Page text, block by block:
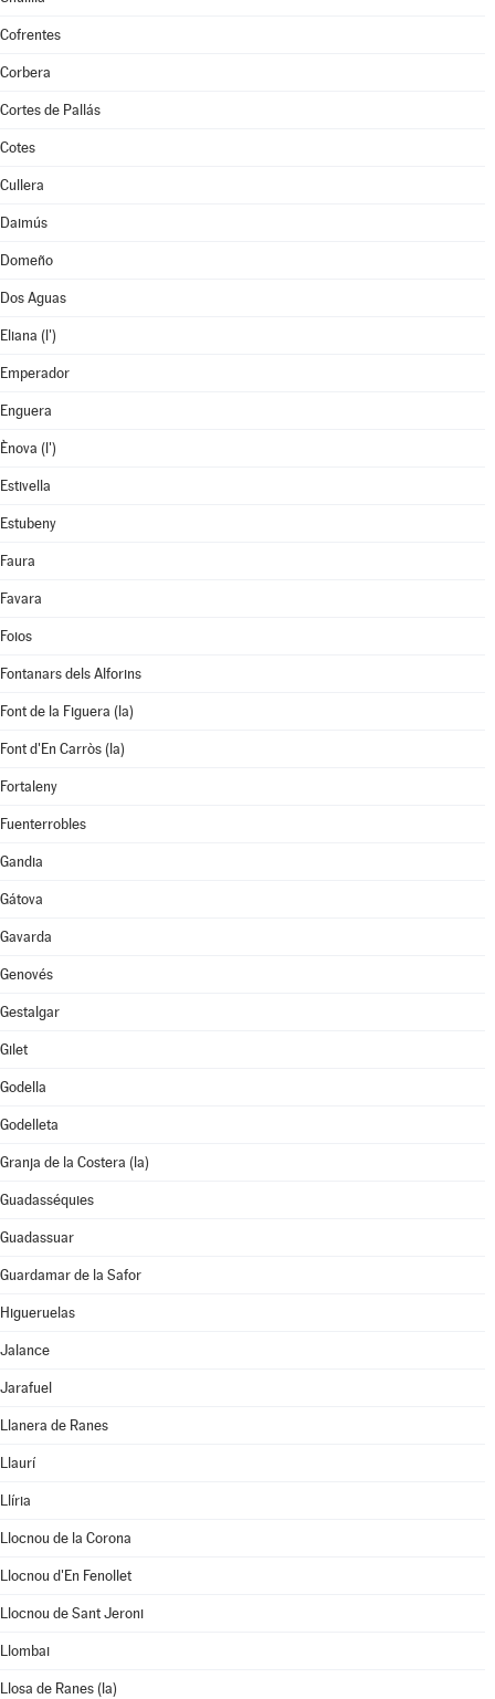
Cofrentes
Corbera
Cortes de Pallás
Cotes
Cullera
Daimús
Domeño
Dos Aguas
Eliana (l')
Emperador
Enguera
Ènova (l')
Estivella
Estubeny
Faura
Favara
Foios
Fontanars dels Alforins
Font de la Figuera (la)
Font d'En Carròs (la)
Fortaleny
Fuenterrobles
Gandia
Gátova
Gavarda
Genovés
Gestalgar
Gilet
Godella
Godelleta
Granja de la Costera (la)
Guadasséquies
Guadassuar
Guardamar de la Safor
Higueruelas
Jalance
Jarafuel
Llanera de Ranes
Llaurí
Llíria
Llocnou de la Corona
Llocnou d'En Fenollet
Llocnou de Sant Jeroni
Llombai
Llosa de Ranes (la)